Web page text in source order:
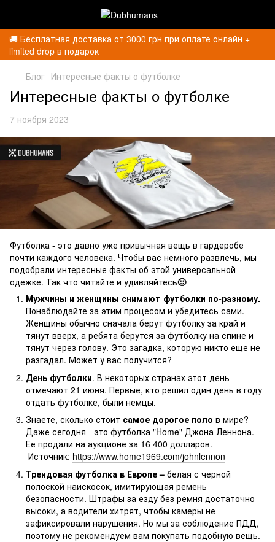
🚚 Бесплатная доставка от 3000 грн при оплате онлайн +
limited drop в подарок
Блог Интересные факты о футболке
Интересные факты о футболке
7 ноября 2023
Футболка - это давно уже привычная вещь в гардеробе
почти каждого человека. Чтобы вас немного развлечь, мы
подобрали интересные факты об этой универсальной
одежке. Так что читайте и удивляйтесь🙂
Мужчины и женщины снимают футболки по-разному.
Понаблюдайте за этим процесом и убедитесь сами.
Женщины обычно сначала берут футболку за край и
тянут вверх, а ребята берутся за футболку на спине и
тянут через голову. Это загадка, которую никто еще не
разгадал. Может у вас получится?
День футболки. В некоторых странах этот день
отмечают 21 июня. Первые, кто решил один день в году
отдать футболке, были немцы.
Знаете, сколько стоит самое дорогое поло в мире?
Даже сегодня - это футболка "Home" Джона Леннона.
Ее продали на аукционе за 16 400 долларов.
Источник: https://www.home1969.com/johnlennon
Трендовая футболка в Европе – белая с черной
полоской наискосок, имитирующая ремень
безопасности. Штрафы за езду без ремня достаточно
высоки, а водители хитрят, чтобы камеры не
зафиксировали нарушения. Но мы за соблюдение ПДД,
поэтому не рекомендуем вам покупать подобную вещь.